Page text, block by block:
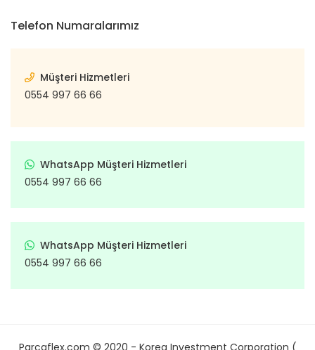
Telefon Numaralarımız
Müşteri Hizmetleri
0554 997 66 66
WhatsApp Müşteri Hizmetleri
0554 997 66 66
WhatsApp Müşteri Hizmetleri
0554 997 66 66
Parcaflex.com © 2020 - Korea Investment Corporation (